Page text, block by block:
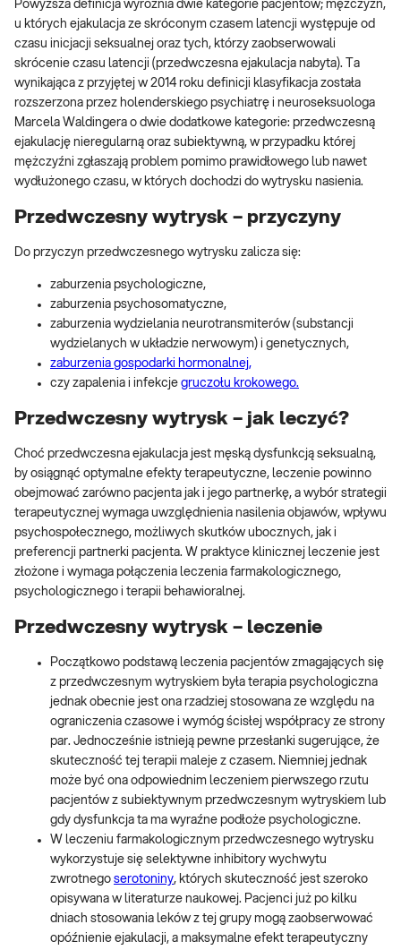
Powyższa definicja wyróżnia dwie kategorie pacjentów; mężczyzn,
u których ejakulacja ze skróconym czasem latencji występuje od
czasu inicjacji seksualnej oraz tych, którzy zaobserwowali
skrócenie czasu latencji (przedwczesna ejakulacja nabyta). Ta
wynikająca z przyjętej w 2014 roku definicji klasyfikacja została
rozszerzona przez holenderskiego psychiatrę i neuroseksuologa
Marcela Waldingera o dwie dodatkowe kategorie: przedwczesną
ejakulację nieregularną oraz subiektywną, w przypadku której
mężczyźni zgłaszają problem pomimo prawidłowego lub nawet
wydłużonego czasu, w których dochodzi do wytrysku nasienia.
Przedwczesny wytrysk – przyczyny
Do przyczyn przedwczesnego wytrysku zalicza się:
zaburzenia psychologiczne,
zaburzenia psychosomatyczne,
zaburzenia wydzielania neurotransmiterów (substancji
wydzielanych w układzie nerwowym) i genetycznych,
zaburzenia gospodarki hormonalnej,
czy zapalenia i infekcje gruczołu krokowego.
Przedwczesny wytrysk – jak leczyć?
Choć przedwczesna ejakulacja jest męską dysfunkcją seksualną,
by osiągnąć optymalne efekty terapeutyczne, leczenie powinno
obejmować zarówno pacjenta jak i jego partnerkę, a wybór strategii
terapeutycznej wymaga uwzględnienia nasilenia objawów, wpływu
psychospołecznego, możliwych skutków ubocznych, jak i
preferencji partnerki pacjenta. W praktyce klinicznej leczenie jest
złożone i wymaga połączenia leczenia farmakologicznego,
psychologicznego i terapii behawioralnej.
Przedwczesny wytrysk – leczenie
Początkowo podstawą leczenia pacjentów zmagających się
z przedwczesnym wytryskiem była terapia psychologiczna
jednak obecnie jest ona rzadziej stosowana ze względu na
ograniczenia czasowe i wymóg ścisłej współpracy ze strony
par. Jednocześnie istnieją pewne przesłanki sugerujące, że
skuteczność tej terapii maleje z czasem. Niemniej jednak
może być ona odpowiednim leczeniem pierwszego rzutu
pacjentów z subiektywnym przedwczesnym wytryskiem lub
gdy dysfunkcja ta ma wyraźne podłoże psychologiczne.
W leczeniu farmakologicznym przedwczesnego wytrysku
wykorzystuje się selektywne inhibitory wychwytu
zwrotnego serotoniny, których skuteczność jest szeroko
opisywana w literaturze naukowej. Pacjenci już po kilku
dniach stosowania leków z tej grupy mogą zaobserwować
opóźnienie ejakulacji, a maksymalne efekt terapeutyczny